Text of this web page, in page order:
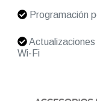
Programación
Actualizaciones
Wi-Fi